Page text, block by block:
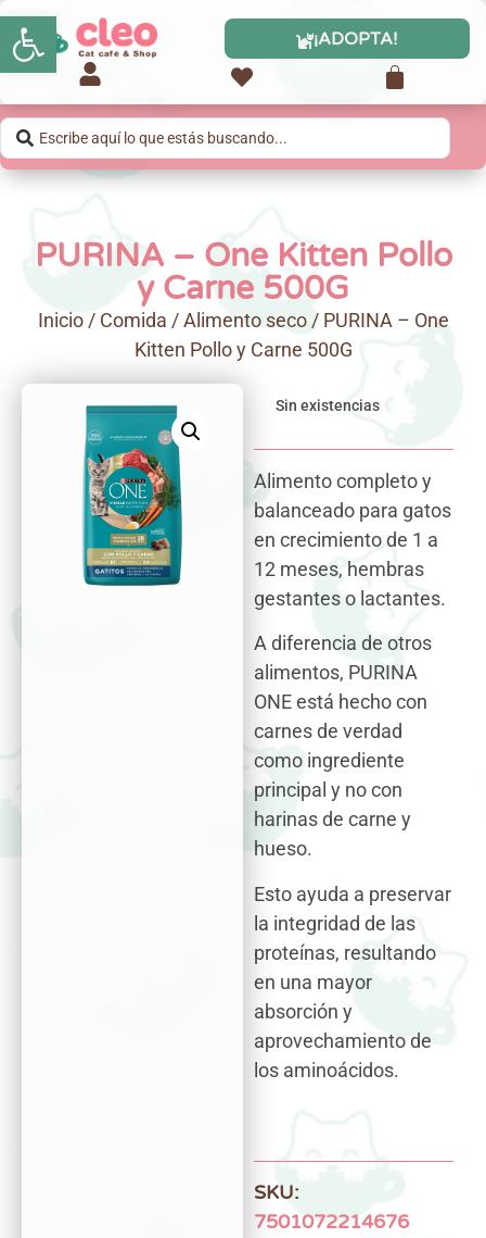
Abrir barra de herramientas ¡ADOPTA!
PURINA – One Kitten Pollo
y Carne 500G
Inicio/ Comida /Alimento seco/ PURINA – One
Kitten Pollo y Carne 500G
Sin existencias
Alimento completo y
balanceado para gatos
en crecimiento de 1 a
12 meses, hembras
gestantes o lactantes.
A diferencia de otros
alimentos, PURINA
ONE está hecho con
carnes de verdad
como ingrediente
principal y no con
harinas de carne y
hueso.
Esto ayuda a preservar
la integridad de las
proteínas, resultando
en una mayor
absorción y
aprovechamiento de
los aminoácidos.
SKU:
7501072214676